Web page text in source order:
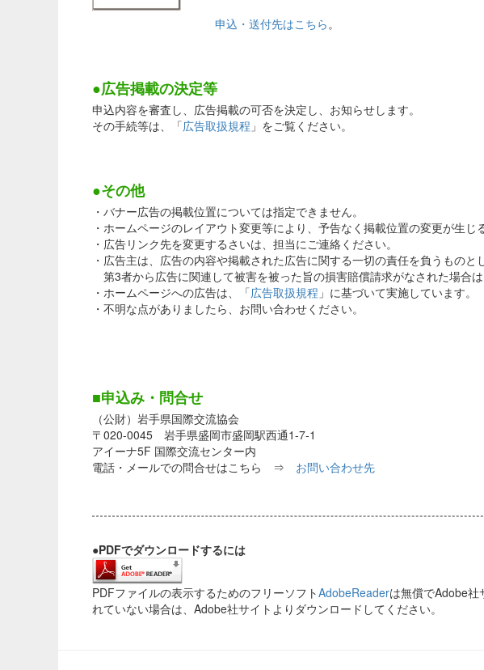
申込・送付先はこちら。
●広告掲載の決定等
申込内容を審査し、広告掲載の可否を決定し、お知らせします。
その手続等は、「広告取扱規程 」をご覧ください。
●その他
・バナー広告の掲載位置については指定できません。
・ホームページのレイアウト変更等により、予告なく掲載位置の変更が生じ
・広告リンク先を変更するさいは、担当にご連絡ください。
・広告主は、広告の内容や掲載された広告に関する一切の責任を負うものと
第3者から広告に関連して被害を被った旨の損害賠償請求がなされた場合
・ホームページへの広告は、「広告取扱規程 」に基づいて実施しています。
・不明な点がありましたら、お問い合わせください。
■申込み・問合せ
（公財）岩手県国際交流協会
〒020-0045 岩手県盛岡市盛岡駅西通1-7-1
アイーナ5F 国際交流センター内
電話・メールでの問合せはこちら ⇒ お問い合わせ先
●PDFでダウンロードするには
PDFファイルの表示するためのフリーソフトAdobeReaderは無償でAdobe社
れていない場合は、Adobe社サイトよりダウンロードしてください。